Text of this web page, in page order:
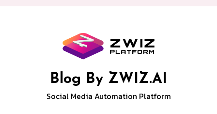
Blog By ZWIZ.AI
Social Media Automation Platform